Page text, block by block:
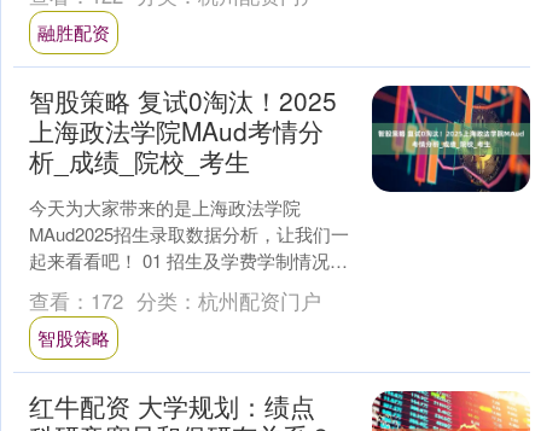
融胜配资
智股策略 复试0淘汰！2025
上海政法学院MAud考情分
析_成绩_院校_考生
今天为大家带来的是上海政法学院
MAud2025招生录取数据分析，让我们一
起来看看吧！ 01 招生及学费学制情况
2025全日制MAud分数线为194分 全日制
M....
查看： 172 分类： 杭州配资门户
智股策略
红牛配资 大学规划：绩点